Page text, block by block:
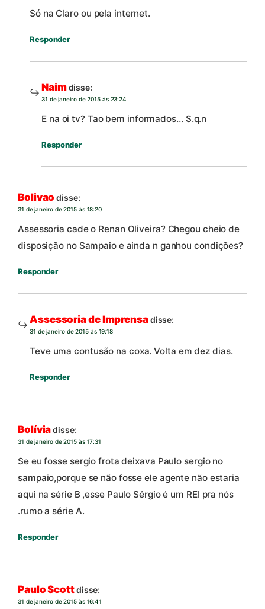
Só na Claro ou pela internet.
Responder
Naimdisse:
31 de janeiro de 2015 às 23:24
E na oi tv? Tao bem informados… S.q.n
Responder
Bolivao disse:
31 de janeiro de 2015 às 18:20
Assessoria cade o Renan Oliveira? Chegou cheio de
disposição no Sampaio e ainda n ganhou condições?
Responder
Assessoria de Imprensadisse:
31 de janeiro de 2015 às 19:18
Teve uma contusão na coxa. Volta em dez dias.
Responder
Bolíviadisse:
31 de janeiro de 2015 às 17:31
Se eu fosse sergio frota deixava Paulo sergio no
sampaio,porque se não fosse ele agente não estaria
aqui na série B ,esse Paulo Sérgio é um REI pra nós
.rumo a série A.
Responder
Paulo Scottdisse:
31 de janeiro de 2015 às 16:41